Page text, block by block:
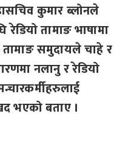
कुमार ब्लोनले
रेडियो तामाङ भाषामा
तामाङ समुदायले चाहे र
नलानु र रेडियो
भएको बताए ।